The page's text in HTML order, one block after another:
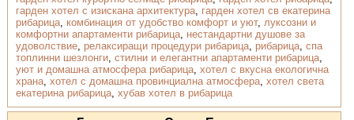
гарден хотел с изискана архитектура, гарден хотел св екатерина
рибарица, комбинация от удобство комфорт и уют, луксозни и
комфортни апартаменти рибарица, нестандартни душове за
удоволствие, релаксиращи процедури рибарица, рибарица, спа
топлинни шезлонги, стилни и елегантни апартаменти рибарица,
уют и домашна атмосфера рибарица, хотел с вкусна екологична
храна, хотел с домашна провинциална атмосфера, хотел света
екатерина рибарица, хубав хотел в рибарица